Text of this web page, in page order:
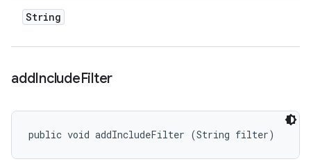
String
addIncludeFilter
public void addIncludeFilter (String filter)